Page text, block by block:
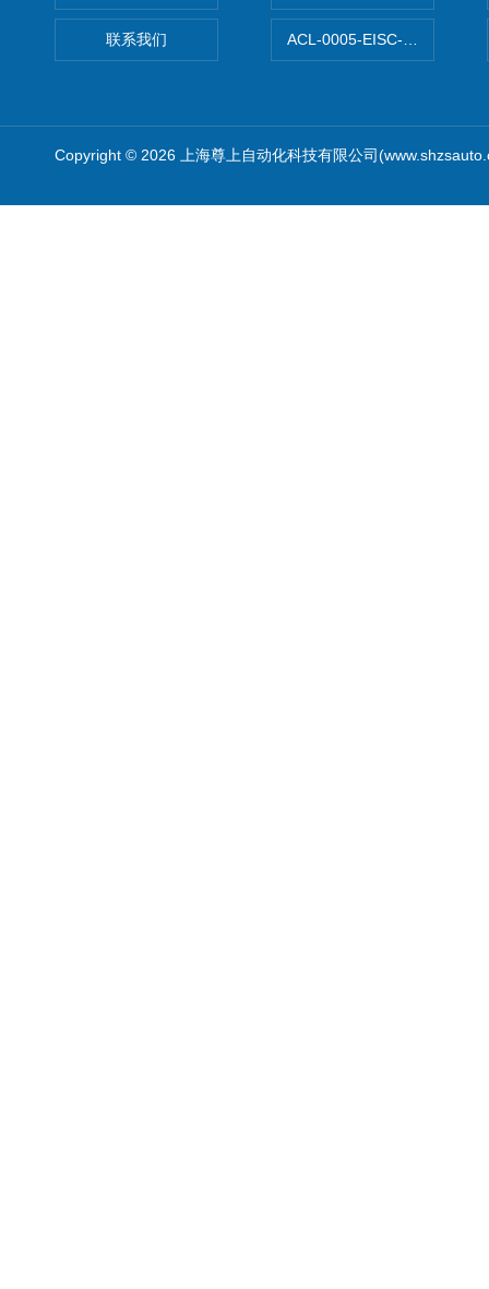
联系我们 ACL-0005-EISC-E2M8C上海
Copyright © 2026 上海尊上自动化科技有限公司